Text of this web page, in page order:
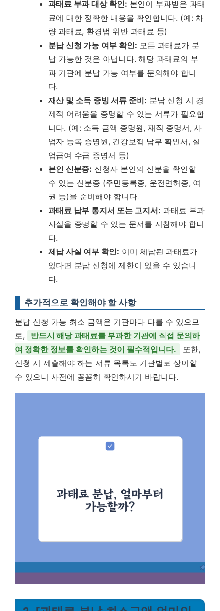
과태료 부과 대상 확인: 본인이 부과받은 과태
료에 대한 정확한 내용을 확인합니다. (예: 차
량 과태료, 환경법 위반 과태료 등)
분납 신청 가능 여부 확인: 모든 과태료가 분
납 가능한 것은 아닙니다. 해당 과태료의 부
과 기관에 분납 가능 여부를 문의해야 합니
다.
재산 및 소득 증빙 서류 준비: 분납 신청 시 경
제적 어려움을 증명할 수 있는 서류가 필요합
니다. (예: 소득 금액 증명원, 재직 증명서, 사
업자 등록 증명원, 건강보험 납부 확인서, 실
업급여 수급 증명서 등)
본인 신분증: 신청자 본인의 신분을 확인할
수 있는 신분증 (주민등록증, 운전면허증, 여
권 등)을 준비해야 합니다.
과태료 납부 통지서 또는 고지서: 과태료 부과
사실을 증명할 수 있는 문서를 지참해야 합니
다.
체납 사실 여부 확인: 이미 체납된 과태료가
있다면 분납 신청에 제한이 있을 수 있습니
다.
추가적으로 확인해야 할 사항
분납 신청 가능 최소 금액은 기관마다 다를 수 있으므
로,
반드시 해당 과태료를 부과한 기관에 직접 문의하
여 정확한 정보를 확인하는 것이 필수적입니다.
또한,
신청 시 제출해야 하는 서류 목록도 기관별로 상이할
수 있으니 사전에 꼼꼼히 확인하시기 바랍니다.